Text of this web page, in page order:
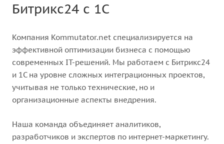
Битрикс24 с 1С
Компания Kommutator.net специализируется на
эффективной оптимизации бизнеса с помощью
современных IT-решений. Мы работаем с Битрикс24
и 1С на уровне сложных интеграционных проектов,
учитывая не только технические, но и
организационные аспекты внедрения.
Наша команда объединяет аналитиков,
разработчиков и экспертов по интернет-маркетингу.